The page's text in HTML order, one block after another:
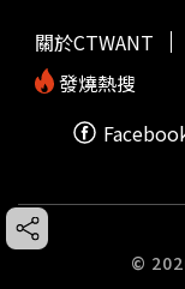
關於CTWANT
發燒熱搜
©